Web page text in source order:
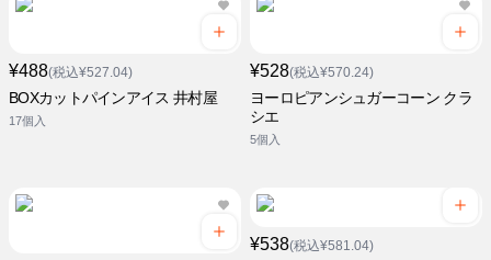
¥488(税込¥527.04)
BOXカットパインアイス 井村屋
17個入
¥528(税込¥570.24)
ヨーロピアンシュガーコーン クラ
シエ
5個入
¥538(税込¥581.04)